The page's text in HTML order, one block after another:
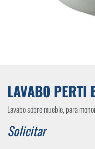
LAVABO PERTI
Lavabo sobre mueble, para
Solicitar